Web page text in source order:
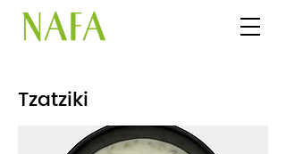
Tzatziki